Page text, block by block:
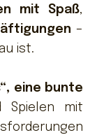
mit Spaß,
–
ist.
eine bunte
Spielen mit